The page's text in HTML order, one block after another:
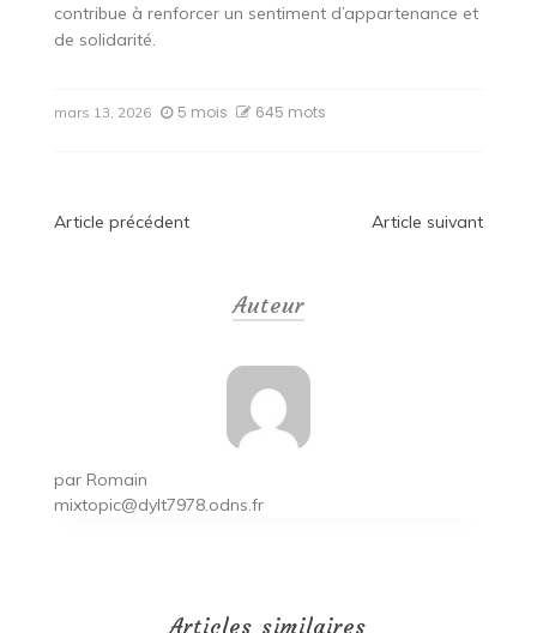
contribue à renforcer un sentiment d’appartenance et
de solidarité.
mars 13, 2026 5 mois 645 mots
Navigation
Article précédent Article suivant
Auteur
par Romain
mixtopic@dylt7978.odns.fr
Articles similaires